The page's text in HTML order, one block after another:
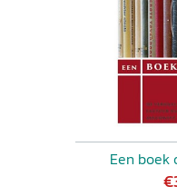
Een boek